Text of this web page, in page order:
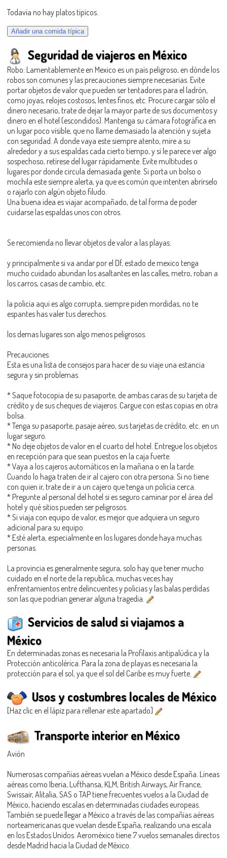
Todavía no hay platos típicos.
Seguridad de viajeros en México
Robo: Lamentablemente en Mexico es un país peligroso, en dónde los
robos son comunes y las precauciones siempre necesarias. Evite
portar objetos de valor que pueden ser tentadores para el ladrón,
como joyas, relojes costosos, lentes finos, etc. Procure cargar sólo el
dinero necesario, trate de dejar la mayor parte de sus documentos y
dinero en el hotel (escondidos). Mantenga su cámara fotográfica en
un lugar poco visible, que no llame demasiado la atención y sujeta
con seguridad. A donde vaya este siempre atento, mire a su
alrededor y a sus espaldas cada cierto tiempo, y si le parece ver algo
sospechoso, retírese del lugar rápidamente. Evite multitudes o
lugares por donde circula demasiada gente. Si porta un bolso o
mochila este siempre alerta, ya que es común que intenten abrírselo
o rajarlo con algún objeto filudo.
Una buena idea es viajar acompañado, de tal forma de poder
cuidarse las espaldas unos con otros.
Se recomienda no llevar objetos de valor a las playas.
y principalmente si va andar por el Df, estado de mexico tenga
mucho cuidado abundan los asaltantes en las calles, metro, roban a
los carros, casas de cambio, etc.
la policia aqui es algo corrupta, siempre piden mordidas, no te
espantes has valer tus derechos.
los demas lugares son algo menos peligrosos.
Precauciones:
Esta es una lista de consejos para hacer de su viaje una estancia
segura y sin problemas.
* Saque fotocopia de su pasaporte, de ambas caras de su tarjeta de
crédito y de sus cheques de viajeros. Cargue con estas copias en otra
bolsa.
* Tenga su pasaporte, pasaje aéreo, sus tarjetas de crédito, etc. en un
lugar seguro.
* No deje objetos de valor en el cuarto del hotel. Entregue los objetos
en recepción para que sean puestos en la caja fuerte.
* Vaya a los cajeros automáticos en la mañana o en la tarde.
Cuando lo haga traten de ir al cajero con otra persona. Si no tiene
con quien ir, trate de ir a un cajero que tenga un policía cerca.
* Pregunte al personal del hotel si es seguro caminar por el área del
hotel y qué sitios pueden ser peligrosos.
* Si viaja con equipo de valor, es mejor que adquiera un seguro
adicional para su equipo.
* Esté alerta, especialmente en los lugares donde haya muchas
personas.
La provincia es generalmente segura, solo hay que tener mucho
cuidado en el norte de la republica, muchas veces hay
enfrentamientos entre delincuentes y policias y las balas perdidas
son las que podrian generar alguna tragedia.
Servicios de salud si viajamos a
México
En determinadas zonas es necesaria la Profilaxis antipalúdica y la
Protección anticolérica. Para la zona de playas es necesaria la
protección para el sol, ya que el sol del Caribe es muy fuerte.
Usos y costumbres locales de México
[Haz clic en el lápiz para rellenar este apartado]
Transporte interior en México
Avión
Numerosas compañías aéreas vuelan a México desde España. Líneas
aéreas como Iberia, Lufthansa, KLM, British Airways, Air France,
Swissair, Alitalia, SAS o TAP tiene frecuentes vuelos a la Ciudad de
México, haciendo escalas en determinadas ciudades europeas.
También se puede llegar a México a través de las compañías aéreas
norteamericanas que vuelan desde España, realizando una escala
en los Estados Unidos. Aeroméxico tiene 7 vuelos semanales directos
desde Madrid hacia la Ciudad de México.